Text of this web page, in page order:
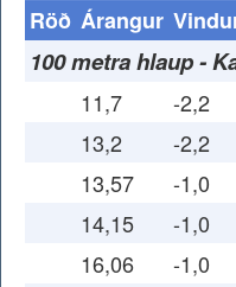
Röð Árangur
100 metra hlaup -
11,7 -2,2
13,2 -2,2
13,57 -1,0
14,15 -1,0
16,06 -1,0